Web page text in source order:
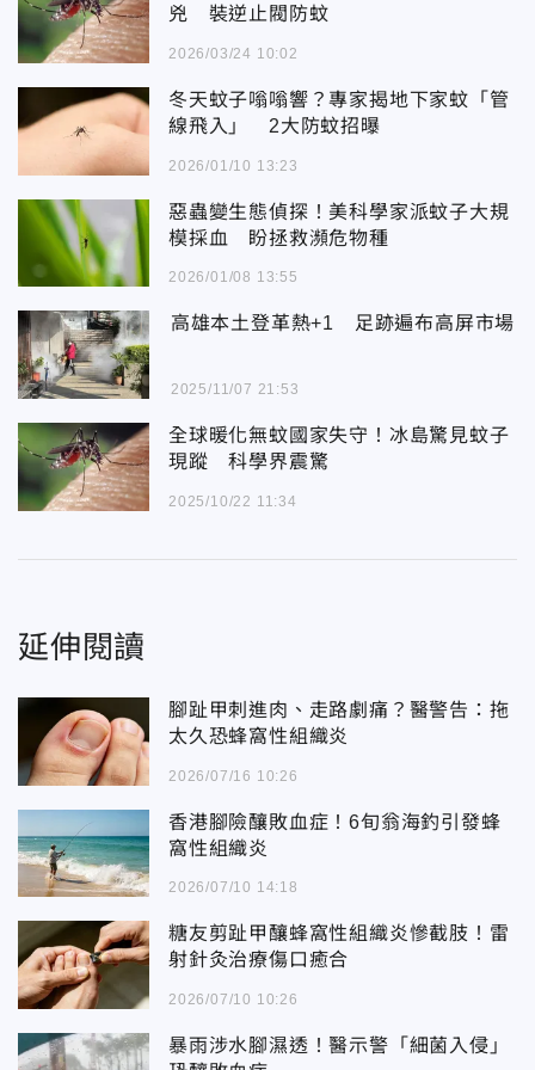
兇 裝逆止閥防蚊
2026/03/24 10:02
冬天蚊子嗡嗡響？專家揭地下家蚊「管
線飛入」 2大防蚊招曝
2026/01/10 13:23
惡蟲變生態偵探！美科學家派蚊子大規
模採血 盼拯救瀕危物種
2026/01/08 13:55
高雄本土登革熱+1 足跡遍布高屏市場
2025/11/07 21:53
全球暖化無蚊國家失守！冰島驚見蚊子
現蹤 科學界震驚
2025/10/22 11:34
延伸閱讀
腳趾甲刺進肉、走路劇痛？醫警告：拖
太久恐蜂窩性組織炎
2026/07/16 10:26
香港腳險釀敗血症！6旬翁海釣引發蜂
窩性組織炎
2026/07/10 14:18
糖友剪趾甲釀蜂窩性組織炎慘截肢！雷
射針灸治療傷口癒合
2026/07/10 10:26
暴雨涉水腳濕透！醫示警「細菌入侵」